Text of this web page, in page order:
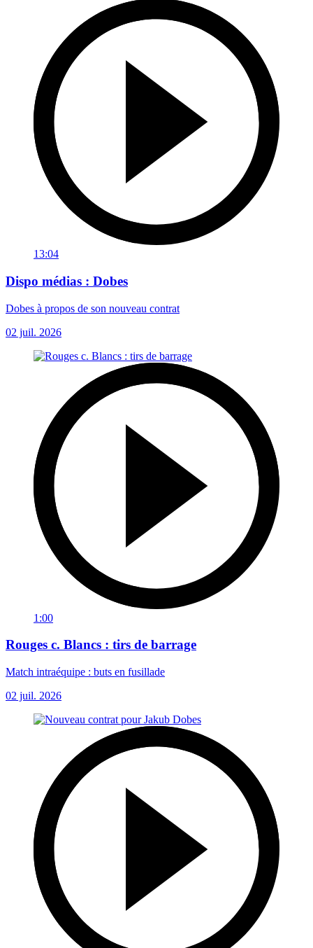
13:04
Dispo médias : Dobes
Dobes à propos de son nouveau contrat
02 juil. 2026
1:00
Rouges c. Blancs : tirs de barrage
Match intraéquipe : buts en fusillade
02 juil. 2026